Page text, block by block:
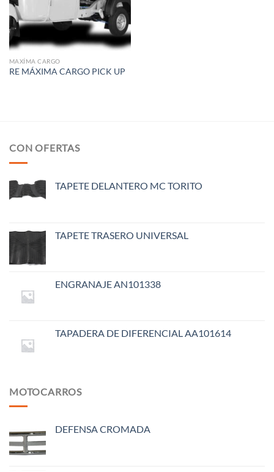
MAXÍMA CARGO
RE MÁXIMA CARGO PICK UP
CON OFERTAS
TAPETE DELANTERO MC TORITO
TAPETE TRASERO UNIVERSAL
ENGRANAJE AN101338
TAPADERA DE DIFERENCIAL AA101614
MOTOCARROS
DEFENSA CROMADA